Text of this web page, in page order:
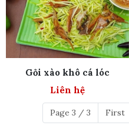
Gỏi xào khô cá lóc
Liên hệ
Page 3 / 3 First